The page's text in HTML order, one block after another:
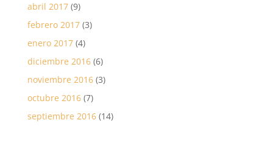
abril 2017(9)
febrero 2017(3)
enero 2017(4)
diciembre 2016(6)
noviembre 2016(3)
octubre 2016(7)
septiembre 2016(14)